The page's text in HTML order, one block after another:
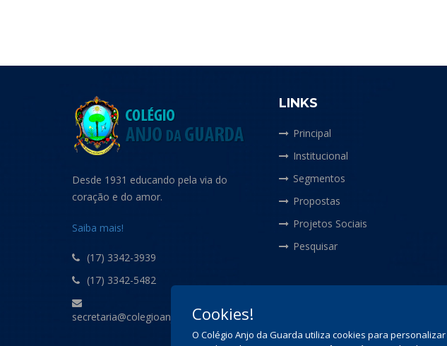
Desde 1931 educando pela via do
coração e do amor.
Saiba mais!
(17) 3342-3939
(17) 3342-5482
secretaria@colegioanjodaguarda.com.br
LINKS
Principal
Institucional
Segmentos
Propostas
Projetos Sociais
Pesquisar
Cookies!
O Colégio Anjo da Guarda utiliza cookies para